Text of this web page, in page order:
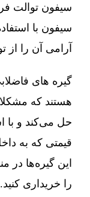
سیفون توالت
سیفون با
آرامی آن را از
گیره های
هستند که
حل می‌کند و با
قیمتی که به
این گیره‌ها در
را خریداری